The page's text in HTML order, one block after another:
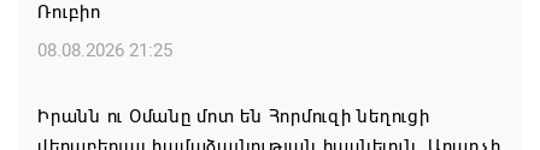
Ռուբիո
08.08.2026 21:25
Իրանն ու Օմանը մոտ են Հորմուզի նեղուցի